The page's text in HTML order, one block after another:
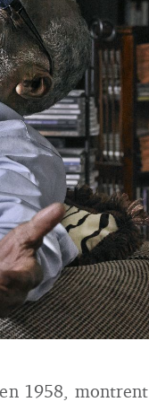
92 ans.1958, montrent